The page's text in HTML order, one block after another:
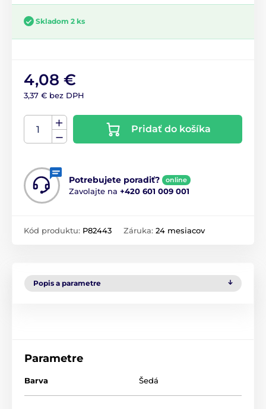
Skladom 2 ks
4,08 €
3,37 € bez DPH
Pridať do košíka
Potrebujete poradiť? online
Zavolajte na +420 601 009 001
Kód produktu: P82443 Záruka: 24 mesiacov
Popis a parametre
Parametre
Barva Šedá